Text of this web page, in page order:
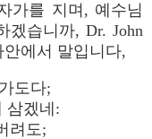
가를 지며, 예수님
겠습니까, Dr. John
에서 말입니다,
도다;
삼겠네:
려도;